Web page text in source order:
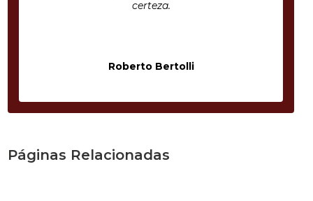
certeza.
Roberto Bertolli
Páginas Relacionadas